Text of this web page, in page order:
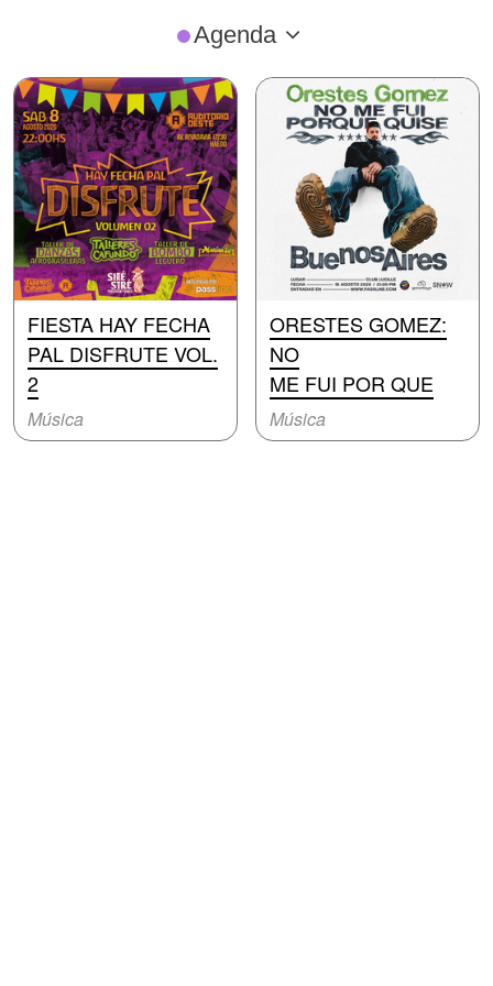
Agenda
FIESTA HAY FECHA
PAL DISFRUTE VOL.
2
Música
ORESTES GOMEZ:
NO
ME FUI POR QUE
Música